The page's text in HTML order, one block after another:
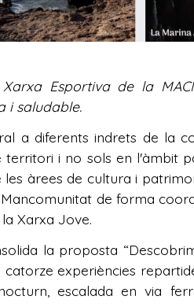
Esportiva de la
i saludable.
a diferents indrets de la
i no sols en l'àmbit
àrees de cultura i
de forma
Xarxa Jove.
la proposta
experiències
escalada en via